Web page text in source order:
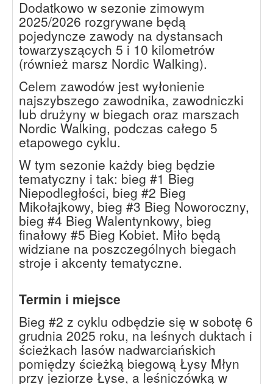
Dodatkowo w sezonie zimowym
2025/2026 rozgrywane będą
pojedyncze zawody na dystansach
towarzyszących 5 i 10 kilometrów
(również marsz Nordic Walking).
Celem zawodów jest wyłonienie
najszybszego zawodnika, zawodniczki
lub drużyny w biegach oraz marszach
Nordic Walking, podczas całego 5
etapowego cyklu.
W tym sezonie każdy bieg będzie
tematyczny i tak: bieg #1 Bieg
Niepodległości, bieg #2 Bieg
Mikołajkowy, bieg #3 Bieg Noworoczny,
bieg #4 Bieg Walentynkowy, bieg
finałowy #5 Bieg Kobiet. Miło będą
widziane na poszczególnych biegach
stroje i akcenty tematyczne.
Termin i miejsce
Bieg #2 z cyklu odbędzie się w sobotę 6
grudnia 2025 roku, na leśnych duktach i
ścieżkach lasów nadwarciańskich
pomiędzy ścieżką biegową Łysy Młyn
przy jeziorze Łyse, a leśniczówką w